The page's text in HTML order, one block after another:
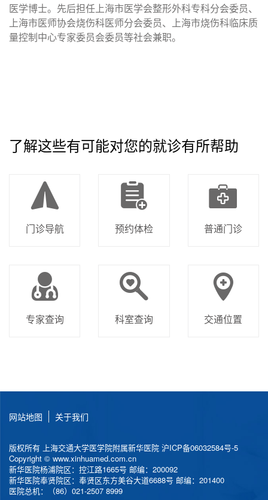
医学博士。先后担任上海市医学会整形外科专科分会委员、
上海市医师协会烧伤科医师分会委员、上海市烧伤科临床质
量控制中心专家委员会委员等社会兼职。
了解这些有可能对您的就诊有所帮助
门诊导航 预约体检 普通门诊
专家查询 科室查询 交通位置
网站地图 关于我们
版权所有 上海交通大学医学院附属新华医院 沪ICP备06032584号-5
Copyright © www.xinhuamed.com.cn
新华医院杨浦院区：控江路1665号 邮编：200092
新华医院奉贤院区：奉贤区东方美谷大道6688号 邮编：201400
医院总机：（86）021-2507 8999